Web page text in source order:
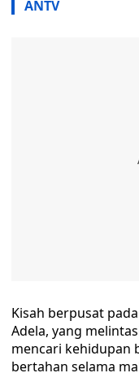
ANTV
Kisah berpusat
Adela, yang
mencari kehidupan
bertahan selama